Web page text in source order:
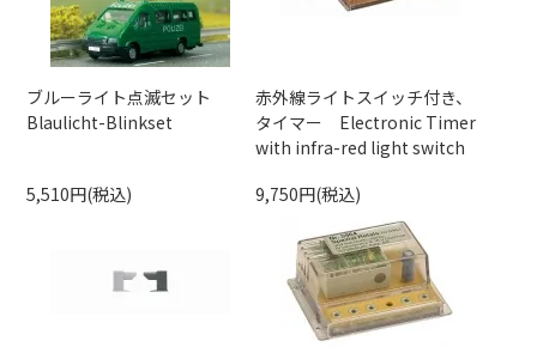
ブルーライト点滅セット
Blaulicht-Blinkset
5,510円(税込)
赤外線ライトスイッチ付き、
タイマー Electronic Timer
with infra-red light switch
9,750円(税込)